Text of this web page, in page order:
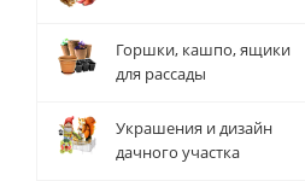
Горшки, кашпо, ящики
для рассады
Украшения и дизайн
дачного участка